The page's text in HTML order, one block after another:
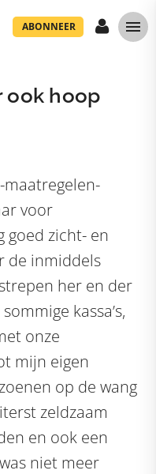
ABONNEER
ook hoop
maatregelen-
voor
goed zicht- en
de inmiddels
her en der
kassa’s,
onze
mijn eigen
op de wang
zeldzaam
en ook een
niet meer